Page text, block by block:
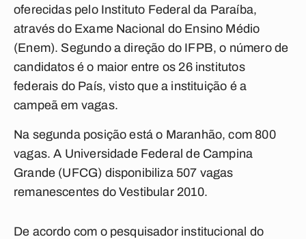
oferecidas pelo Instituto Federal da Paraíba,
através do Exame Nacional do Ensino Médio
(Enem). Segundo a direção do IFPB, o número de
candidatos é o maior entre os 26 institutos
federais do País, visto que a instituição é a
campeã em vagas.
Na segunda posição está o Maranhão, com 800
vagas. A Universidade Federal de Campina
Grande (UFCG) disponibiliza 507 vagas
remanescentes do Vestibular 2010.
De acordo com o pesquisador institucional do